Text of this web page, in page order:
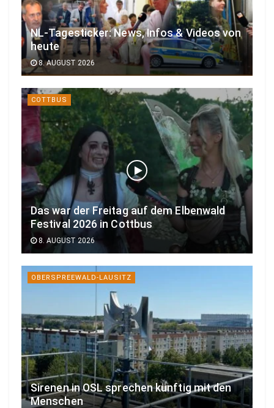
NL-Tagesticker: News, Infos & Videos von
heute
8. AUGUST 2026
COTTBUS
Das war der Freitag auf dem Elbenwald
Festival 2026 in Cottbus
8. AUGUST 2026
OBERSPREEWALD-LAUSITZ
Sirenen in OSL sprechen künftig mit den
Menschen